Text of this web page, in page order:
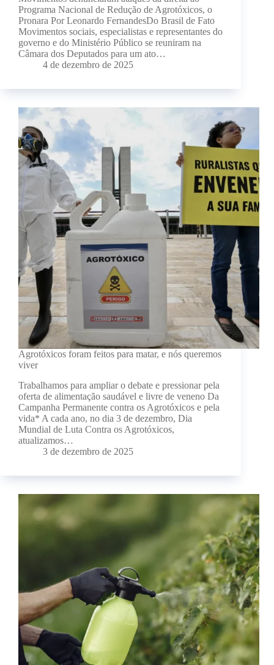
Programa Nacional de Redução de Agrotóxicos, o
Pronara Por Leonardo FernandesDo Brasil de Fato
Movimentos sociais, especialistas e representantes do
governo e do Ministério Público se reuniram na
Câmara dos Deputados para um ato…
4 de dezembro de 2025
Agrotóxicos foram feitos para matar, e nós queremos
viver
Trabalhamos para ampliar o debate e pressionar pela
oferta de alimentação saudável e livre de veneno Da
Campanha Permanente contra os Agrotóxicos e pela
vida* A cada ano, no dia 3 de dezembro, Dia
Mundial de Luta Contra os Agrotóxicos,
atualizamos…
3 de dezembro de 2025